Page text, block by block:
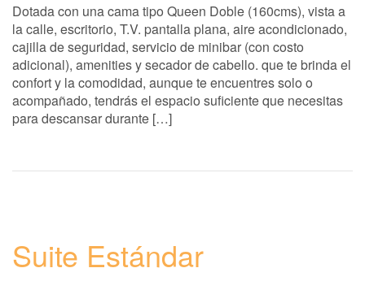
Dotada con una cama tipo Queen Doble (160cms), vista a
la calle, escritorio, T.V. pantalla plana, aire acondicionado,
cajilla de seguridad, servicio de minibar (con costo
adicional), amenities y secador de cabello. que te brinda el
confort y la comodidad, aunque te encuentres solo o
acompañado, tendrás el espacio suficiente que necesitas
para descansar durante […]
Suite Estándar